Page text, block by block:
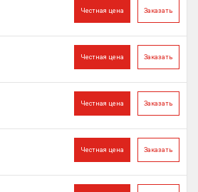
Заказать
Честная цена
Заказать
Честная цена
Заказать
Честная цена
Заказать
Честная цена